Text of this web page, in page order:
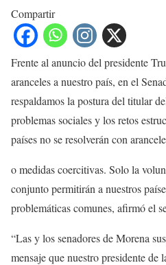
Compartir
Frente al anuncio del presidente
aranceles a nuestro país, en el
respaldamos la postura del titular
problemas sociales y los retos
países no se resolverán con
o medidas coercitivas. Solo la
conjunto permitirán a nuestros
problemáticas comunes, afirmó el
“Las y los senadores de Morena
mensaje que nuestro presidente